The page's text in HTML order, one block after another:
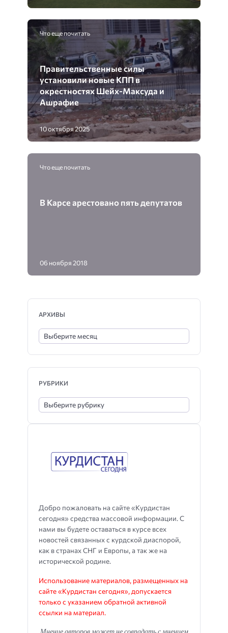
Что еще почитать
Правительственные силы
установили новые КПП в
окрестностях Шейх-Максуда и
Ашрафие
10 октября 2025
Что еще почитать
В Карсе арестовано пять депутатов
06 ноября 2018
Добро пожаловать на сайте «Курдистан
сегодня» средства массовой информации. С
нами вы будете оставаться в курсе всех
новостей связанных с курдской диаспорой,
как в странах СНГ и Европы, а так же на
исторической родине.
Использование материалов, размещенных на
сайте «Курдистан сегодня», допускается
только с указанием обратной активной
ссылки на материал.
АРХИВЫ
РУБРИКИ